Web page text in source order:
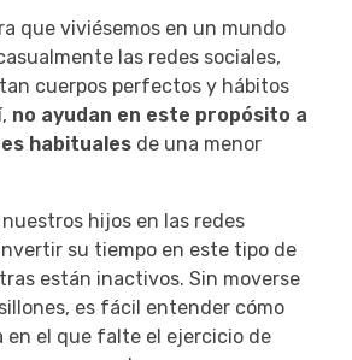
que viviésemos en un mundo
las redes sociales,
cuerpos perfectos y hábitos
no ayudan en este propósito a
habituales de una menor
hijos en las redes
su tiempo en este tipo de
están inactivos. Sin moverse
es fácil entender cómo
en el que falte el ejercicio de